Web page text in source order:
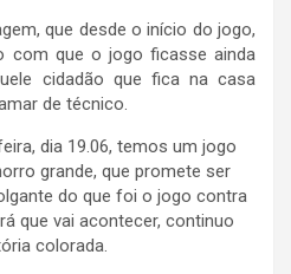
que desde o início do jogo,
com que o jogo ficasse ainda
cidadão que fica na casa
de técnico.
dia 19.06, temos um jogo
grande, que promete ser
do que foi o jogo contra
que vai acontecer, continuo
colorada.